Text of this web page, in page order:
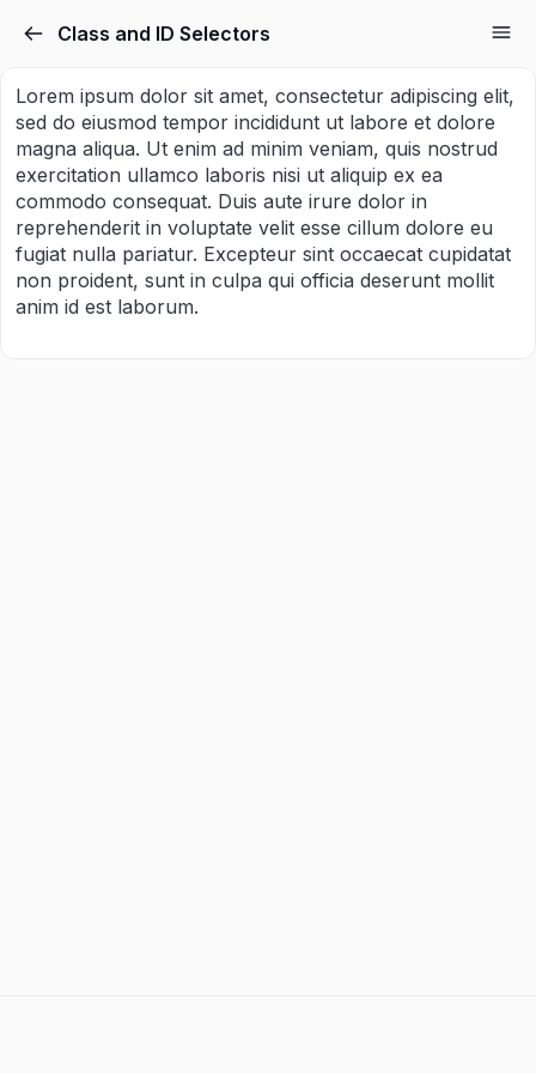
Class and ID Selectors
Lorem ipsum dolor sit amet, consectetur adipiscing elit,
sed do eiusmod tempor incididunt ut labore et dolore
magna aliqua. Ut enim ad minim veniam, quis nostrud
exercitation ullamco laboris nisi ut aliquip ex ea
commodo consequat. Duis aute irure dolor in
reprehenderit in voluptate velit esse cillum dolore eu
fugiat nulla pariatur. Excepteur sint occaecat cupidatat
non proident, sunt in culpa qui officia deserunt mollit
anim id est laborum.
Sign in
Don’t have an account?Sign up